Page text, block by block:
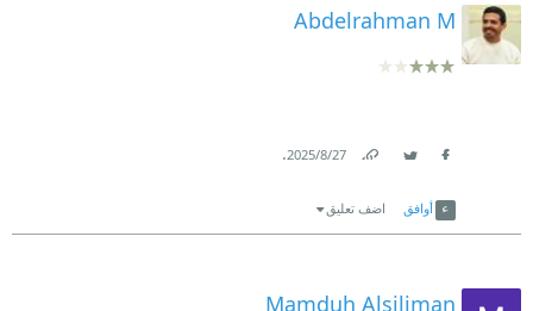
Abdelrahman M
27‏/8‏/2025
.
أوافق اضف تعليق
Mamduh Alsiliman